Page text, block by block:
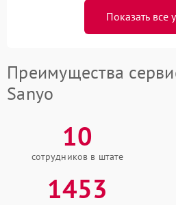
Показать все
Преимущества
Sanyo
10
сотрудников в штате
1453